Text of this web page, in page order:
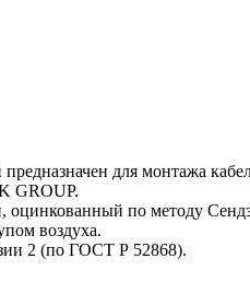
для монтажа
GROUP.
по методу
воздуха.
2 (по ГОСТ Р 52868).